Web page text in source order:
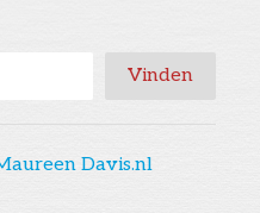
Davis.nl